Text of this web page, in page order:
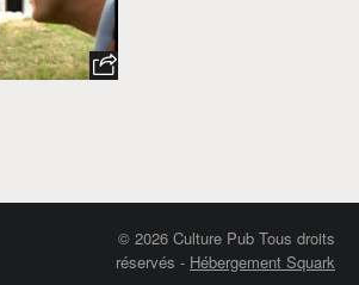
© 2026 Culture Pub Tous droits
réservés - Hébergement Squark